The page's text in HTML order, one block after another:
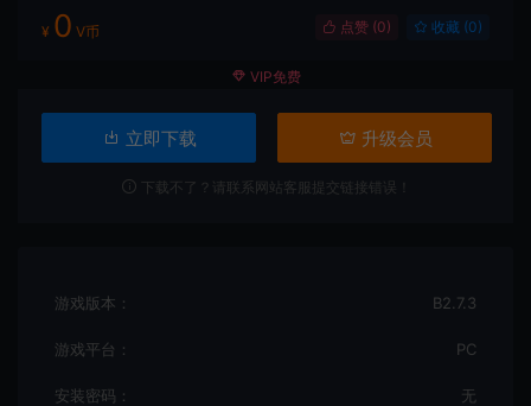
¥ 0 V币 点赞 (0) 收藏 (0)
VIP免费
立即下载 升级会员
下载不了？请联系网站客服提交链接错误！
游戏版本： B2.7.3
游戏平台： PC
安装密码： 无